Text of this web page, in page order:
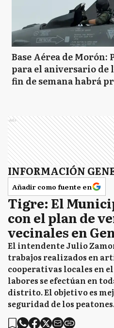
Base Aérea de
para el aniversario de
fin de semana habrá
Ads
INFORMACIÓN
Añadir como fuente en
Tigre: El
con el plan de
vecinales en
El intendente Julio
trabajos realizados en
cooperativas locales en
labores se efectúan en
distrito. El objetivo es
seguridad de los